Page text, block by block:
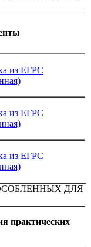
из ЕГРС
из ЕГРС
из ЕГРС
ДЛЯ
практических